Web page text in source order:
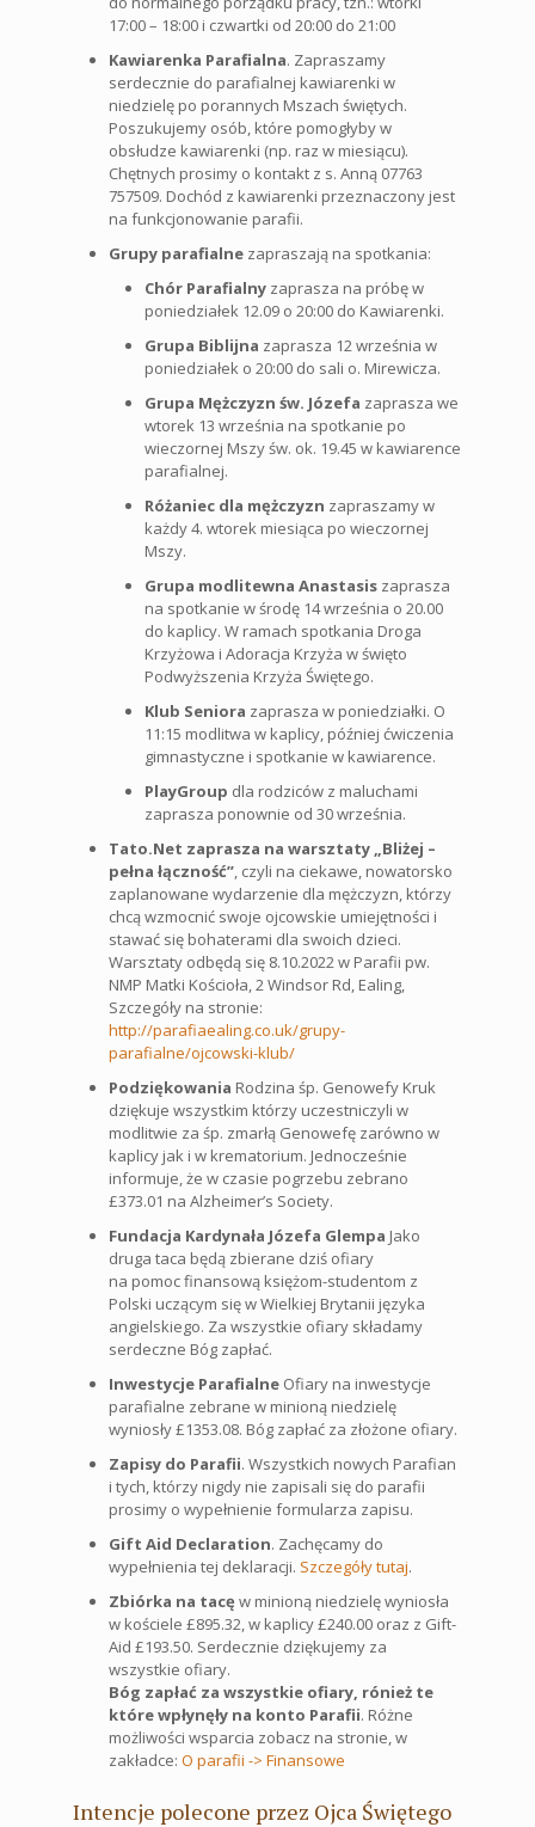
17:00 – 18:00 i czwartki od 20:00 do 21:00
Kawiarenka Parafialna. Zapraszamy
serdecznie do parafialnej kawiarenki w
niedzielę po porannych Mszach świętych.
Poszukujemy osób, które pomogłyby w
obsłudze kawiarenki (np. raz w miesiącu).
Chętnych prosimy o kontakt z s. Anną 07763
757509. Dochód z kawiarenki przeznaczony jest
na funkcjonowanie parafii.
Grupy parafialne zapraszają na spotkania:
Chór Parafialny zaprasza na próbę w
poniedziałek 12.09 o 20:00 do Kawiarenki.
Grupa Biblijna zaprasza 12 września w
poniedziałek o 20:00 do sali o. Mirewicza.
Grupa Mężczyzn św. Józefa zaprasza we
wtorek 13 września na spotkanie po
wieczornej Mszy św. ok. 19.45 w kawiarence
parafialnej.
Różaniec dla mężczyzn zapraszamy w
każdy 4. wtorek miesiąca po wieczornej
Mszy.
Grupa modlitewna Anastasis zaprasza
na spotkanie w środę 14 września o 20.00
do kaplicy. W ramach spotkania Droga
Krzyżowa i Adoracja Krzyża w święto
Podwyższenia Krzyża Świętego.
Klub Seniora zaprasza w poniedziałki. O
11:15 modlitwa w kaplicy, później ćwiczenia
gimnastyczne i spotkanie w kawiarence.
PlayGroup dla rodziców z maluchami
zaprasza ponownie od 30 września.
Tato.Net zaprasza na warsztaty „Bliżej –
pełna łączność”, czyli na ciekawe, nowatorsko
zaplanowane wydarzenie dla mężczyzn, którzy
chcą wzmocnić swoje ojcowskie umiejętności i
stawać się bohaterami dla swoich dzieci.
Warsztaty odbędą się 8.10.2022 w Parafii pw.
NMP Matki Kościoła, 2 Windsor Rd, Ealing,
Szczegóły na stronie:
http://parafiaealing.co.uk/grupy-
parafialne/ojcowski-klub/
Podziękowania Rodzina śp. Genowefy Kruk
dziękuje wszystkim którzy uczestniczyli w
modlitwie za śp. zmarłą Genowefę zarówno w
kaplicy jak i w krematorium. Jednocześnie
informuje, że w czasie pogrzebu zebrano
£373.01 na Alzheimer’s Society.
Fundacja Kardynała Józefa Glempa Jako
druga taca będą zbierane dziś ofiary
na pomoc finansową księżom-studentom z
Polski uczącym się w Wielkiej Brytanii języka
angielskiego. Za wszystkie ofiary składamy
serdeczne Bóg zapłać.
Inwestycje Parafialne Ofiary na inwestycje
parafialne zebrane w minioną niedzielę
wyniosły £1353.08. Bóg zapłać za złożone ofiary.
Zapisy do Parafii. Wszystkich nowych Parafian
i tych, którzy nigdy nie zapisali się do parafii
prosimy o wypełnienie formularza zapisu.
Gift Aid Declaration. Zachęcamy do
wypełnienia tej deklaracji. Szczegóły tutaj.
Zbiórka na tacę w minioną niedzielę wyniosła
w kościele £895.32, w kaplicy £240.00 oraz z Gift-
Aid £193.50. Serdecznie dziękujemy za
wszystkie ofiary.
Bóg zapłać za wszystkie ofiary, rónież te
które wpłynęły na konto Parafii. Różne
możliwości wsparcia zobacz na stronie, w
zakładce:O parafii -> Finansowe
Intencje polecone przez Ojca Świętego